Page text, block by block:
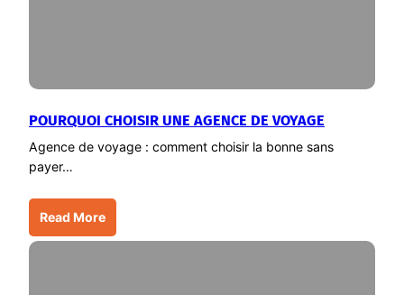
POURQUOI CHOISIR UNE AGENCE DE VOYAGE
Agence de voyage : comment choisir la bonne sans
payer…
Read More